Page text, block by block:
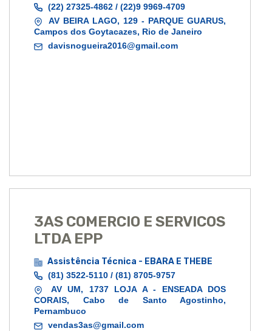
(22) 27325-4862 / (22)9 9969-4709
AV BEIRA LAGO, 129 - PARQUE GUARUS,
Campos dos Goytacazes, Rio de Janeiro
davisnogueira2016@gmail.com
3AS COMERCIO E SERVICOS
LTDA EPP
Assistência Técnica - EBARA E THEBE
(81) 3522-5110 / (81) 8705-9757
AV UM, 1737 LOJA A - ENSEADA DOS
CORAIS, Cabo de Santo Agostinho,
Pernambuco
vendas3as@gmail.com